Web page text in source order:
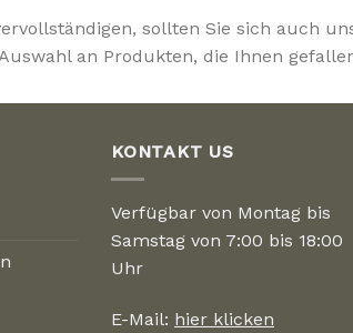
sollten Sie sich auch
an Produkten, die Ihnen
KONTAKT US
Verfügbar von Montag bis
Samstag von 7:00 bis 18:00
Uhr
E-Mail: hier klicken